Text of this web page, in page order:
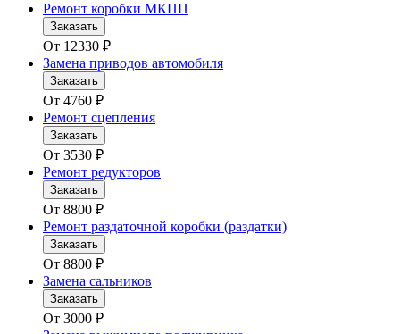
Ремонт коробки МКПП
Заказать
От 12330 ₽
Замена приводов автомобиля
Заказать
От 4760 ₽
Ремонт сцепления
Заказать
От 3530 ₽
Ремонт редукторов
Заказать
От 8800 ₽
Ремонт раздаточной коробки (раздатки)
Заказать
От 8800 ₽
Замена сальников
Заказать
От 3000 ₽